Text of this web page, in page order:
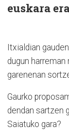
euskara
Itxialdian
dugun
garenenan
Gaurko
dendan sartzen
Saiatuko gara?